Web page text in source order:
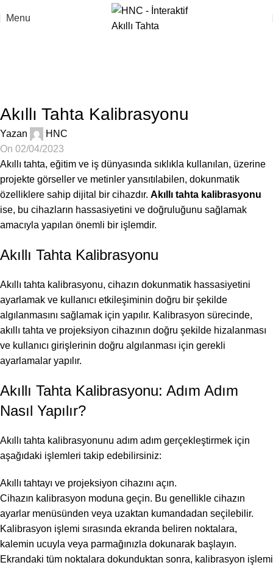
Menu
Akıllı Tahta Kalibrasyonu
Yazan
HNC
On 02/04/2023
Akıllı tahta, eğitim ve iş dünyasında sıklıkla kullanılan, üzerine
projekte görseller ve metinler yansıtılabilen, dokunmatik
özelliklere sahip dijital bir cihazdır. Akıllı tahta kalibrasyonu
ise, bu cihazların hassasiyetini ve doğruluğunu sağlamak
amacıyla yapılan önemli bir işlemdir.
Akıllı Tahta Kalibrasyonu
Akıllı tahta kalibrasyonu, cihazın dokunmatik hassasiyetini
ayarlamak ve kullanıcı etkileşiminin doğru bir şekilde
algılanmasını sağlamak için yapılır. Kalibrasyon sürecinde,
akıllı tahta ve projeksiyon cihazının doğru şekilde hizalanması
ve kullanıcı girişlerinin doğru algılanması için gerekli
ayarlamalar yapılır.
Akıllı Tahta Kalibrasyonu: Adım Adım
Nasıl Yapılır?
Akıllı tahta kalibrasyonunu adım adım gerçekleştirmek için
aşağıdaki işlemleri takip edebilirsiniz:
Akıllı tahtayı ve projeksiyon cihazını açın.
Cihazın kalibrasyon moduna geçin. Bu genellikle cihazın
ayarlar menüsünden veya uzaktan kumandadan seçilebilir.
Kalibrasyon işlemi sırasında ekranda beliren noktalara,
kalemin ucuyla veya parmağınızla dokunarak başlayın.
Ekrandaki tüm noktalara dokunduktan sonra, kalibrasyon işlemi